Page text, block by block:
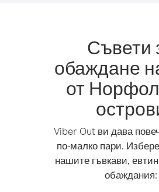
Съвети
обаждане
от
Viber Out ви дава
по-малко пари.
нашите гъвкави,
обаждания: